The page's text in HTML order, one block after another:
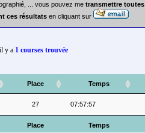
... vous pouvez me transmettre toutes
ces résultats en cliquant sur
y a 1 courses trouvée
Place Temps
Place Temps
27 07:57:57